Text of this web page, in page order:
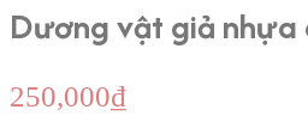
Dương vật giả nhựa
250,000₫